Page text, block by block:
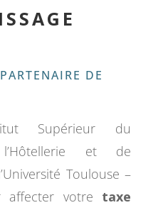
DE
Supérieur du
et de
Toulouse –
affecter votre taxe